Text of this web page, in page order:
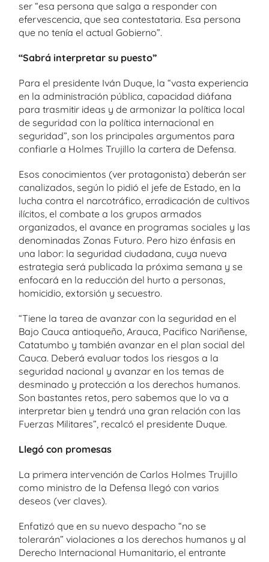
ser “esa persona que salga a responder con
efervescencia, que sea contestataria. Esa persona
que no tenía el actual Gobierno”.
“Sabrá interpretar su puesto”
Para el presidente Iván Duque, la “vasta experiencia
en la administración pública, capacidad diáfana
para trasmitir ideas y de armonizar la política local
de seguridad con la política internacional en
seguridad”, son los principales argumentos para
confiarle a Holmes Trujillo la cartera de Defensa.
Esos conocimientos (ver protagonista) deberán ser
canalizados, según lo pidió el jefe de Estado, en la
lucha contra el narcotráfico, erradicación de cultivos
ilícitos, el combate a los grupos armados
organizados, el avance en programas sociales y las
denominadas Zonas Futuro. Pero hizo énfasis en
una labor: la seguridad ciudadana, cuya nueva
estrategia será publicada la próxima semana y se
enfocará en la reducción del hurto a personas,
homicidio, extorsión y secuestro.
“Tiene la tarea de avanzar con la seguridad en el
Bajo Cauca antioqueño, Arauca, Pacifico Nariñense,
Catatumbo y también avanzar en el plan social del
Cauca. Deberá evaluar todos los riesgos a la
seguridad nacional y avanzar en los temas de
desminado y protección a los derechos humanos.
Son bastantes retos, pero sabemos que lo va a
interpretar bien y tendrá una gran relación con las
Fuerzas Militares”, recalcó el presidente Duque.
Llegó con promesas
La primera intervención de Carlos Holmes Trujillo
como ministro de la Defensa llegó con varios
deseos (ver claves).
Enfatizó que en su nuevo despacho “no se
tolerarán” violaciones a los derechos humanos y al
Derecho Internacional Humanitario, el entrante